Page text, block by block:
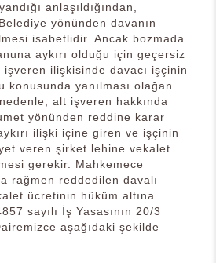
anlaşıldığından,
yönünden davanın
isabetlidir. Ancak bozmada
aykırı olduğu için geçersiz
ilişkisinde davacı işçinin
konusunda yanılması olağan
alt işveren hakkında
yönünden reddine karar
ilişki içine giren ve işçinin
veren şirket lehine vekalet
gerekir. Mahkemece
rağmen reddedilen davalı
ücretinin hüküm altına
sayılı İş Yasasının 20/3
aşağıdaki şekilde